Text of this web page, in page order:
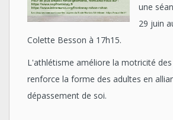
une
29 juin
Colette Besson à 17h15.
L'athlétisme améliore la motricité
renforce la forme des adultes en
dépassement de soi.